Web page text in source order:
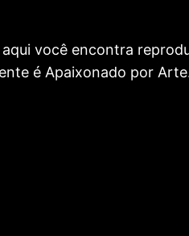
você encontra
é Apaixonado por